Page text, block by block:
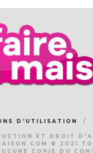
D’UTILISATION
ET DROIT
© 2021
COPIE DU